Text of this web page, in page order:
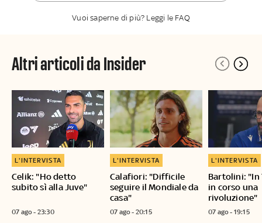
Vuoi saperne di più? Leggi le FAQ
Altri articoli da Insider
Celik: "Ho detto
subito sì alla Juve"
L'INTERVISTA
07 ago - 23:30
Calafiori: "Difficile
seguire il Mondiale da
casa"
L'INTERVISTA
07 ago - 20:15
Bartolini: "In
in corso una
rivoluzione"
L'INTERVISTA
07 ago - 19:15